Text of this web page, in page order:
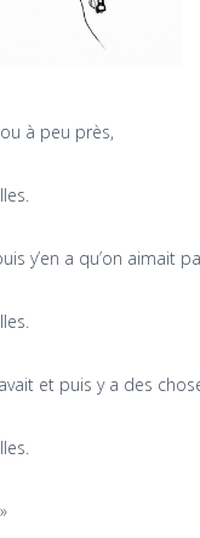
à peu près,
y’en a qu’on aimait
et puis y a des